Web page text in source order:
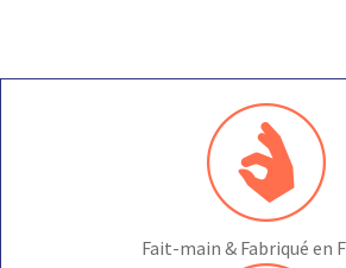
Fait-main & Fabriqué en